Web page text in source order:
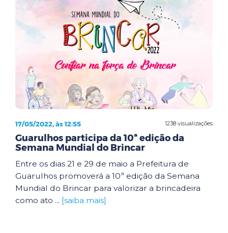
1238 visualizações
17/05/2022, às 12:55
Guarulhos participa da 10ª edição da
Semana Mundial do Brincar
Entre os dias 21 e 29 de maio a Prefeitura de
Guarulhos promoverá a 10ª edição da Semana
Mundial do Brincar para valorizar a brincadeira
como ato ... [saiba mais]